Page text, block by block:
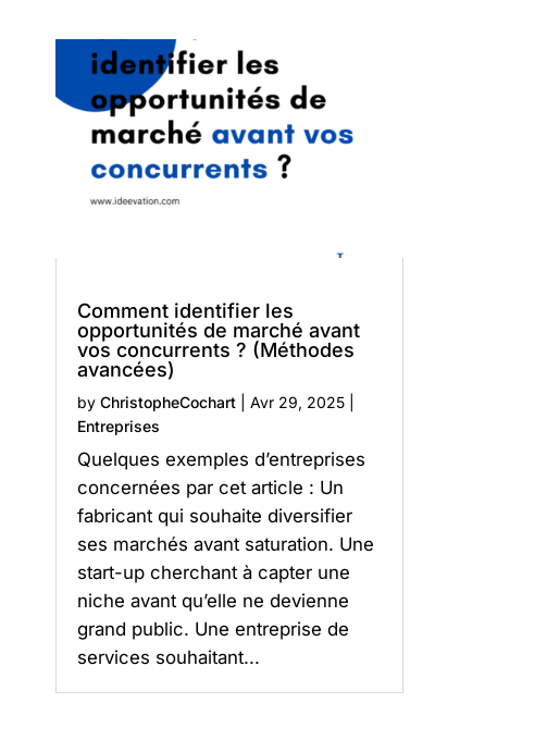
Comment identifier les
opportunités de marché avant
vos concurrents ? (Méthodes
avancées)
by ChristopheCochart| Avr 29, 2025|
Entreprises
Quelques exemples d’entreprises
concernées par cet article : Un
fabricant qui souhaite diversifier
ses marchés avant saturation. Une
start-up cherchant à capter une
niche avant qu’elle ne devienne
grand public. Une entreprise de
services souhaitant...